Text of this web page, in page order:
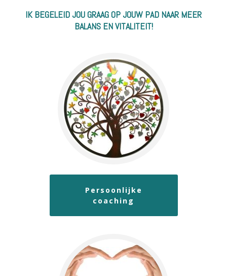
IK BEGELEID JOU GRAAG OP JOUW PAD NAAR MEER
BALANS EN VITALITEIT!
Persoonlijke
coaching